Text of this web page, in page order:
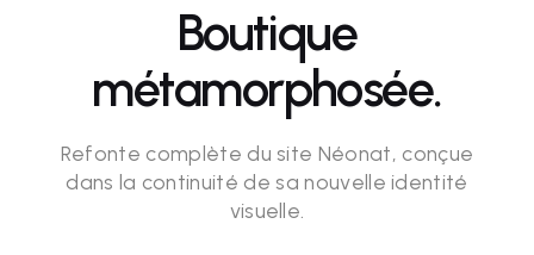
Boutique
métamorphosée.
Refonte complète du site Néonat, conçue
dans la continuité de sa nouvelle identité
visuelle.